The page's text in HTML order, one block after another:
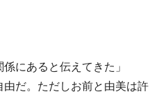
にあると伝えてきた」
由だ。ただしお前と由美は許